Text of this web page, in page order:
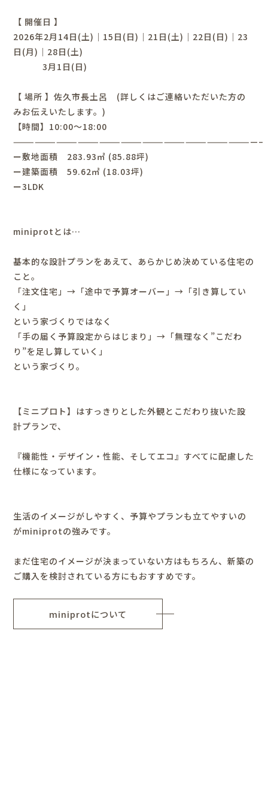
【 開催日 】
2026年2月14日(土)｜15日(日)｜21日(土)｜22日(日)｜23
日(月)｜28日(土)
3月1日(日)
【 場所 】佐久市長土呂 (詳しくはご連絡いただいた方の
みお伝えいたします。)
【時間】10:00～18:00
——————————————————————————————————–
ー敷地面積 283.93㎡ (85.88坪)
ー建築面積 59.62㎡ (18.03坪)
ー3LDK
miniprotとは…
基本的な設計プランをあえて、あらかじめ決めている住宅の
こと。
「注文住宅」→「途中で予算オーバー」→「引き算してい
く」
という家づくりではなく
「手の届く予算設定からはじまり」→「無理なく”こだわ
り”を足し算していく」
という家づくり。
【ミニプロト】はすっきりとした外観とこだわり抜いた設
計プランで、
『機能性・デザイン・性能、そしてエコ』すべてに配慮した
仕様になっています。
生活のイメージがしやすく、予算やプランも立てやすいの
がminiprotの強みです。
まだ住宅のイメージが決まっていない方はもちろん、新築の
ご購入を検討されている方にもおすすめです。
miniprotについて